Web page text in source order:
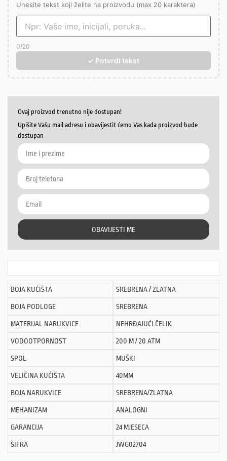
Unesite tekst koji želite na proizvodu (max 20 karaktera)
0/20
✓ Potvrdi tekst
Ovaj proizvod trenutno nije dostupan!
Upišite Vašu mail adresu i obavijestit ćemo Vas kada proizvod bude
dostupan
OBAVIJESTI ME
BOJA KUĆIŠTA SREBRENA / ZLATNA
BOJA PODLOGE SREBRENA
MATERIJAL NARUKVICE NEHRĐAJUĆI ČELIK
VODOOTPORNOST 200 M / 20 ATM
SPOL MUŠKI
VELIČINA KUĆIŠTA 40MM
BOJA NARUKVICE SREBRENA/ZLATNA
MEHANIZAM ANALOGNI
GARANCIJA 24 MJESECA
ŠIFRA JWG02704